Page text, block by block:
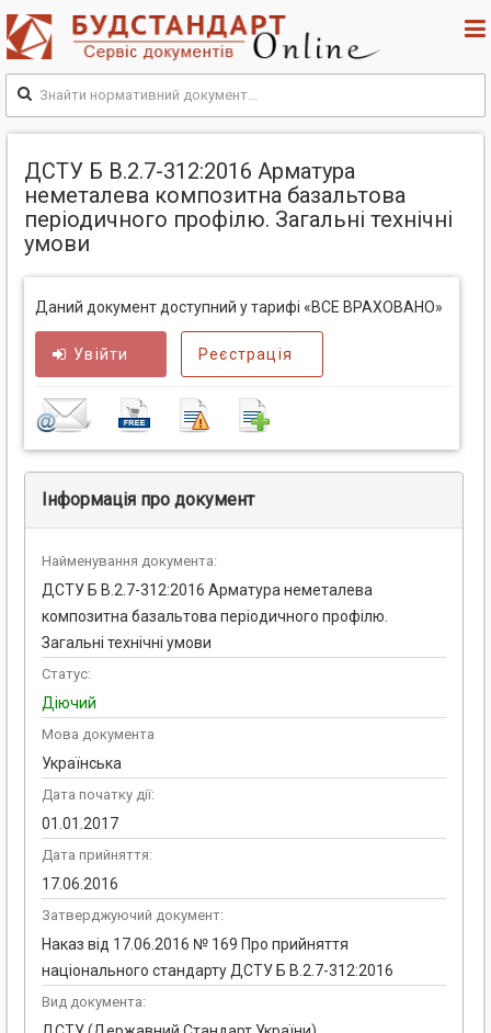
ДСТУ Б В.2.7-312:2016 Арматура
неметалева композитна базальтова
періодичного профілю. Загальні технічні
умови
Даний документ доступний у тарифі «ВСЕ ВРАХОВАНО»
Увійти Реєстрація
Інформація про документ
Найменування документа:
ДСТУ Б В.2.7-312:2016 Арматура неметалева
композитна базальтова періодичного профілю.
Загальні технічні умови
Статус:
Діючий
Мова документа
Українська
Дата початку дії:
01.01.2017
Дата прийняття:
17.06.2016
Затверджуючий документ:
Наказ від 17.06.2016 № 169 Про прийняття
національного стандарту ДСТУ Б В.2.7-312:2016
Вид документа: